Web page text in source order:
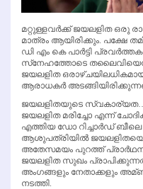
മറ്റുള്ളവര്‍ക്ക് ജയലളിത ഒരു
മാത്രം ആയിരിക്കും. പക്ഷേ
ഡി എം കെ പാര്‍ട്ടി
സ്‌നേഹത്തോടെ
ജയലളിത
ആരാധകര്‍
ജയലളിതയുടെ
ജയലളിത മരിച്ചോ എന്ന്
എത്തിയ ഡോ റിച്ചാര്‍ഡ്
ആശുപത്രിയില്‍ ജയലളിതയെ
അതേസമയം പുറത്ത്
ജയലളിത സുഖം
അംഗങ്ങളും നേതാക്കളും
നടത്തി.